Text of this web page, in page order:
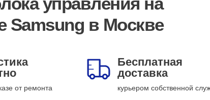
Samsung в Москве
от ремонта
Бесплатная
доставка
курьером собственной